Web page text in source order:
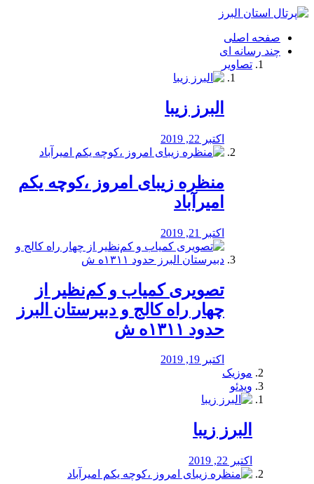
فصد
شرق
تهران
خشکشویی
صفحه اصلی
چند رسانه ای
تصاویر
البرز زیبا
اکتبر 22, 2019
منظره‌‌ زیبای امروز ،کوچه یکم
امیرآباد
اکتبر 21, 2019
️تصویری کمیاب و کم‌نظیر از
چهار راه كالج و دبيرستان البرز
حدود ۱۳۱۱ه ش
اکتبر 19, 2019
موزیک
ویدئو
البرز زیبا
اکتبر 22, 2019